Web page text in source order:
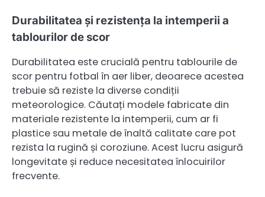
Durabilitatea și rezistența la intemperii a
tablourilor de scor
Durabilitatea este crucială pentru tablourile de
scor pentru fotbal în aer liber, deoarece acestea
trebuie să reziste la diverse condiții
meteorologice. Căutați modele fabricate din
materiale rezistente la intemperii, cum ar fi
plastice sau metale de înaltă calitate care pot
rezista la rugină și coroziune. Acest lucru asigură
longevitate și reduce necesitatea înlocuirilor
frecvente.